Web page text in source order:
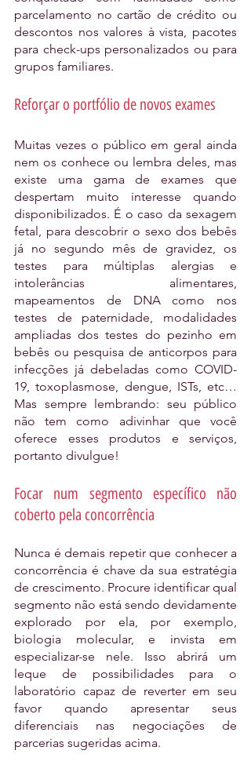
parcelamento no cartão de crédito ou
descontos nos valores à vista, pacotes
para check-ups personalizados ou para
grupos familiares.
Reforçar o portfólio de novos exames
Muitas vezes o público em geral ainda
nem os conhece ou lembra deles, mas
existe uma gama de exames que
despertam muito interesse quando
disponibilizados. É o caso da sexagem
fetal, para descobrir o sexo dos bebês
já no segundo mês de gravidez, os
testes para múltiplas alergias e
intolerâncias alimentares,
mapeamentos de DNA como nos
testes de paternidade, modalidades
ampliadas dos testes do pezinho em
bebês ou pesquisa de anticorpos para
infecções já debeladas como COVID-
19, toxoplasmose, dengue, ISTs, etc…
Mas sempre lembrando: seu público
não tem como adivinhar que você
oferece esses produtos e serviços,
portanto divulgue!
Focar num segmento específico não
coberto pela concorrência
Nunca é demais repetir que conhecer a
concorrência é chave da sua estratégia
de crescimento. Procure identificar qual
segmento não está sendo devidamente
explorado por ela, por exemplo,
biologia molecular, e invista em
especializar-se nele. Isso abrirá um
leque de possibilidades para o
laboratório capaz de reverter em seu
favor quando apresentar seus
diferenciais nas negociações de
parcerias sugeridas acima.